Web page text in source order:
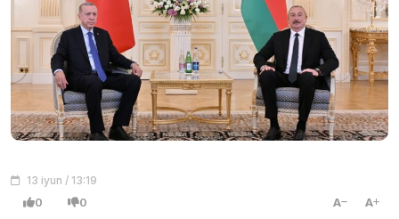
13 iyun / 13:19
0 0 A A